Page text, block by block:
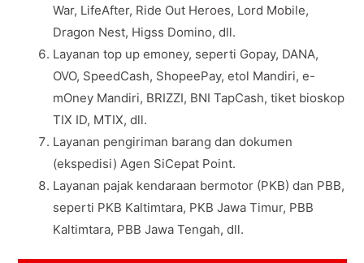
War, LifeAfter, Ride Out Heroes, Lord Mobile,
Dragon Nest, Higss Domino, dll.
Layanan top up emoney, seperti Gopay, DANA,
OVO, SpeedCash, ShopeePay, etol Mandiri, e-
mOney Mandiri, BRIZZI, BNI TapCash, tiket bioskop
TIX ID, MTIX, dll.
Layanan pengiriman barang dan dokumen
(ekspedisi) Agen SiCepat Point.
Layanan pajak kendaraan bermotor (PKB) dan PBB,
seperti PKB Kaltimtara, PKB Jawa Timur, PBB
Kaltimtara, PBB Jawa Tengah, dll.